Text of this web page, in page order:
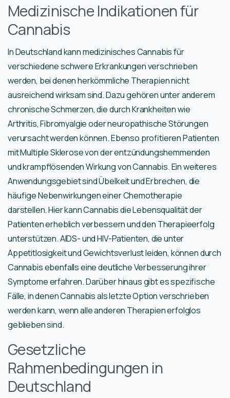
Medizinische Indikationen für
Cannabis
In Deutschland kann medizinisches Cannabis für
verschiedene schwere Erkrankungen verschrieben
werden, bei denen herkömmliche Therapien nicht
ausreichend wirksam sind. Dazu gehören unter anderem
chronische Schmerzen, die durch Krankheiten wie
Arthritis, Fibromyalgie oder neuropathische Störungen
verursacht werden können. Ebenso profitieren Patienten
mit Multiple Sklerose von der entzündungshemmenden
und krampflösenden Wirkung von Cannabis. Ein weiteres
Anwendungsgebiet sind Übelkeit und Erbrechen, die
häufige Nebenwirkungen einer Chemotherapie
darstellen. Hier kann Cannabis die Lebensqualität der
Patienten erheblich verbessern und den Therapieerfolg
unterstützen. AIDS- und HIV-Patienten, die unter
Appetitlosigkeit und Gewichtsverlust leiden, können durch
Cannabis ebenfalls eine deutliche Verbesserung ihrer
Symptome erfahren. Darüber hinaus gibt es spezifische
Fälle, in denen Cannabis als letzte Option verschrieben
werden kann, wenn alle anderen Therapien erfolglos
geblieben sind.
Gesetzliche
Rahmenbedingungen in
Deutschland